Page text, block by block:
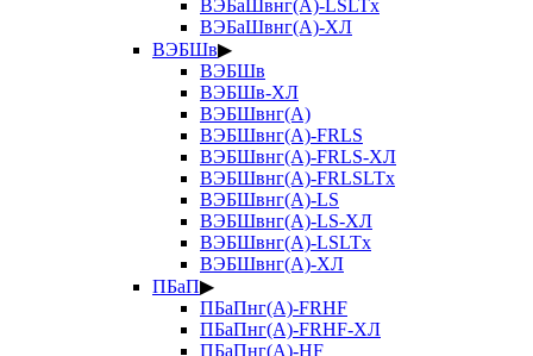
ВЭБаШвнг(А)-LSLTx
ВЭБаШвнг(А)-ХЛ
ВЭБШв▶
ВЭБШв
ВЭБШв-ХЛ
ВЭБШвнг(А)
ВЭБШвнг(А)-FRLS
ВЭБШвнг(А)-FRLS-ХЛ
ВЭБШвнг(А)-FRLSLTx
ВЭБШвнг(А)-LS
ВЭБШвнг(А)-LS-ХЛ
ВЭБШвнг(А)-LSLTx
ВЭБШвнг(А)-ХЛ
ПБаП▶
ПБаПнг(А)-FRHF
ПБаПнг(А)-FRHF-ХЛ
ПБаПнг(А)-HF